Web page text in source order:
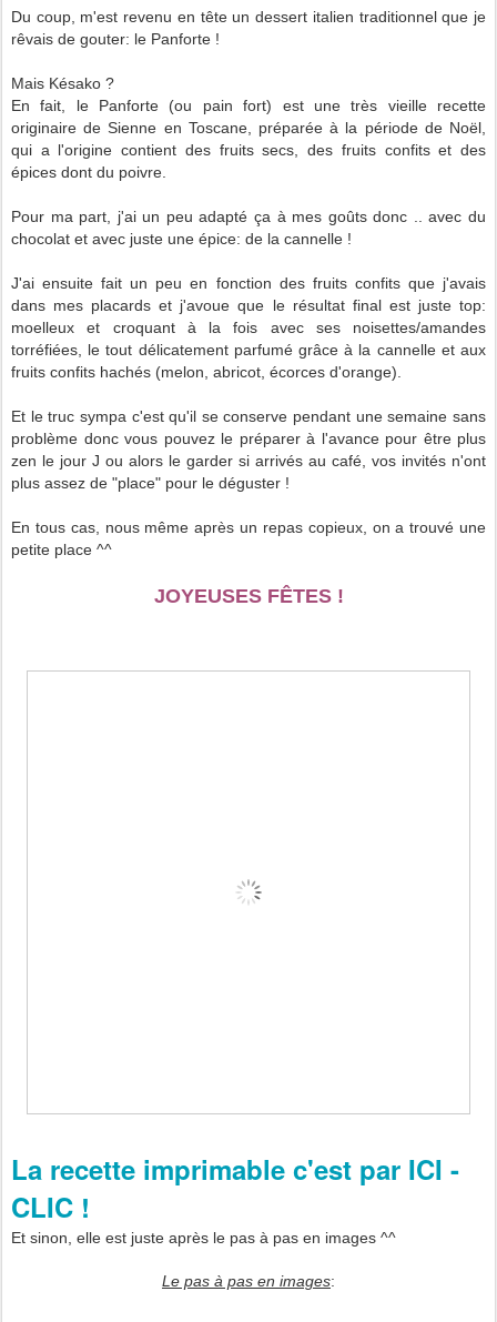
Du coup, m'est revenu en tête un dessert italien traditionnel que je
rêvais de gouter: le Panforte !
Mais Késako ?
En fait, le Panforte (ou pain fort) est une très vieille recette
originaire de Sienne en Toscane, préparée à la période de Noël,
qui a l'origine contient des fruits secs, des fruits confits et des
épices dont du poivre.
Pour ma part, j'ai un peu adapté ça à mes goûts donc .. avec du
chocolat et avec juste une épice: de la cannelle !
J'ai ensuite fait un peu en fonction des fruits confits que j'avais
dans mes placards et j'avoue que le résultat final est juste top:
moelleux et croquant à la fois avec ses noisettes/amandes
torréfiées, le tout délicatement parfumé grâce à la cannelle et aux
fruits confits hachés (melon, abricot, écorces d'orange).
Et le truc sympa c'est qu'il se conserve pendant une semaine sans
problème donc vous pouvez le préparer à l'avance pour être plus
zen le jour J ou alors le garder si arrivés au café, vos invités n'ont
plus assez de "place" pour le déguster !
En tous cas, nous même après un repas copieux, on a trouvé une
petite place ^^
JOYEUSES FÊTES !
La recette imprimable c'est par ICI -
CLIC !
Et sinon, elle est juste après le pas à pas en images ^^
Le pas à pas en images: